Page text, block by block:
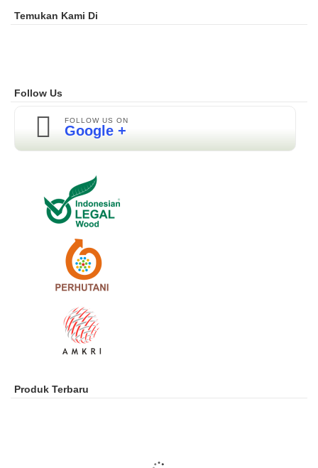
Temukan Kami Di
Follow Us
FOLLOW US ON
Google +
Produk Terbaru